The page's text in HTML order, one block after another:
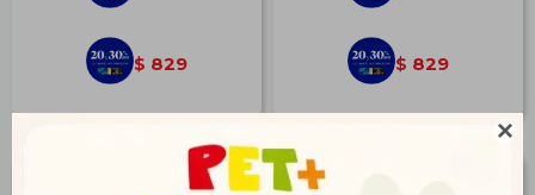

$ 829 $ 829